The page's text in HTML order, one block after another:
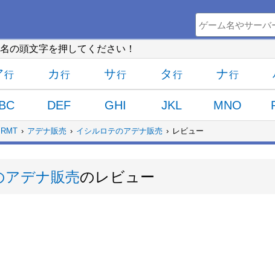
頭文字を押してください！
カ サ タ ナ
DEF GHI JKL MNO
アデナ販売 イシルロテのアデナ販売 レビュー
アデナ販売のレビュー